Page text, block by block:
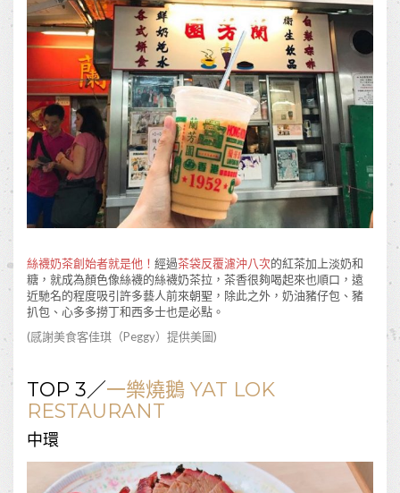
絲襪奶茶創始者就是他！ 經過茶袋反覆濾沖八次的紅茶加上淡奶和
糖，就成為顏色像絲襪的絲襪奶茶拉，茶香很夠喝起來也順口，遠
近馳名的程度吸引許多藝人前來朝聖，除此之外，奶油豬仔包、豬
扒包、心多多撈丁和西多士也是必點。
(感謝美食客佳琪（Peggy） 提供美圖)
TOP 3／一樂燒鵝 YAT LOK
RESTAURANT
中環